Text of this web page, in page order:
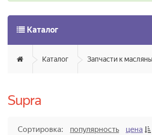
Каталог
Каталог
Supra
Сортировка: популярность
цена